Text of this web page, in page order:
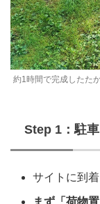
約1時間で完成したた
Step 1：駐車
サイトに到
まず「荷物